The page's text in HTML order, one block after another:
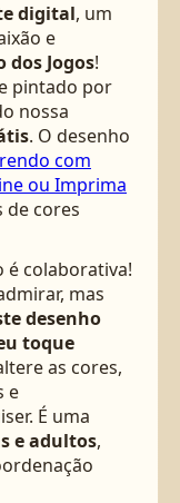
digital, um
e
dos Jogos!
pintado por
nossa
. O desenho
com
ou Imprima
de cores
é colaborativa!
mas
desenho
toque
as cores,
e
É uma
e adultos,